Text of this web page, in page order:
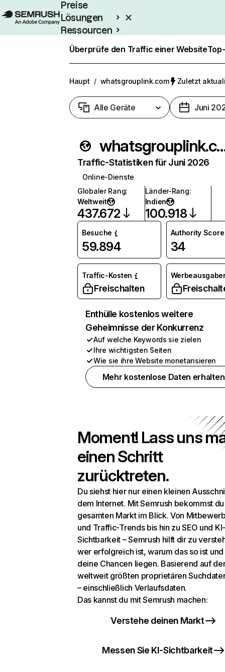
Preise
Lösungen
Ressourcen
Enterprise
Überprüfe den Traffic einer Website
Haupt / whatsgrouplink.com Zuletzt
Alle Geräte Juni
Traffic-Statistiken für Juni 2026
Online-Dienste
Globaler Rang:
Weltweit
437.672
Länder-Rang:
Indien
100.918
Besuche
59.894
Authority Score
34
Traffic-Kosten
Freischalten
Enthülle kostenlos weitere
Geheimnisse der Konkurrenz
Auf welche Keywords sie zielen
Ihre wichtigsten Seiten
Wie sie ihre Website monetarisieren
Mehr kostenlose Daten erhalten
Moment! Lass uns
einen Schritt
zurücktreten.
Du siehst hier nur einen kleinen
dem Internet. Mit Semrush bekommst
gesamten Markt im Blick. Von
und Traffic-Trends bis hin zu SEO und KI-
Sichtbarkeit – Semrush hilft dir zu
wer erfolgreich ist, warum das so ist
deine Chancen liegen. Basierend auf
weltweit größten proprietären
– einschließlich Verlaufsdaten.
Das kannst du mit Semrush machen:
Verstehe deinen Markt
Messen Sie KI-Sichtbarkeit